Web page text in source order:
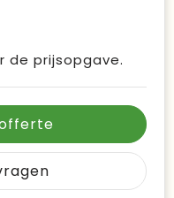
de prijsopgave.